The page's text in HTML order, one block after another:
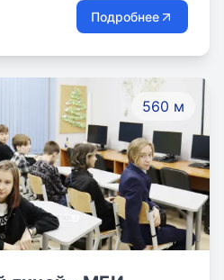
уникальные
обеспечивают высокие
Подробнее
560 м